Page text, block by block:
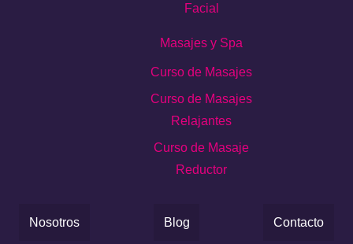
Facial
Masajes y Spa
Curso de Masajes
Curso de Masajes
Relajantes
Curso de Masaje
Reductor
Nosotros Blog Contacto